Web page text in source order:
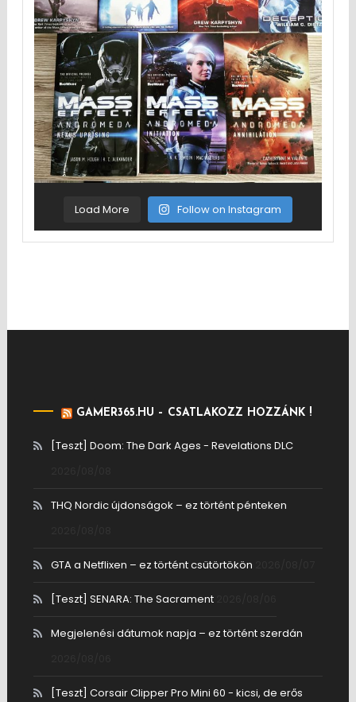
Load More Follow on Instagram
GAMER365.HU – CSATLAKOZZ HOZZÁNK !
[Teszt] Doom: The Dark Ages - Revelations DLC
THQ Nordic újdonságok – ez történt pénteken
GTA a Netflixen – ez történt csütörtökön
[Teszt] SENARA: The Sacrament
Megjelenési dátumok napja – ez történt szerdán
[Teszt] Corsair Clipper Pro Mini 60 - kicsi, de erős